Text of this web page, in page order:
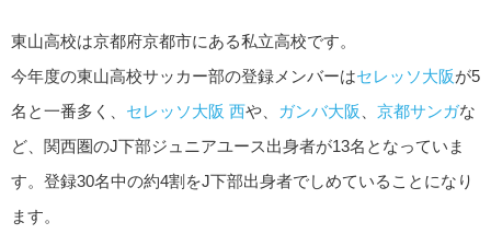
東山高校は京都府京都市にある私立高校です。
今年度の東山高校サッカー部の登録メンバーはセレッソ大阪が5
名と一番多く、 セレッソ大阪 西や、 ガンバ大阪 京都サンガな
ど、関西圏のJ下部ジュニアユース出身者が13名となっていま
す。登録30名中の約4割をJ下部出身者でしめていることになり
ます。